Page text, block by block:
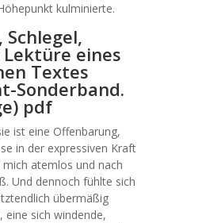
kulminierte.
eines
Textes
Sonderband.
pdf
ist eine Offenbarung,
in der expressiven Kraft
mich atemlos und nach
Und dennoch fühlte sich
übermäßig
eine sich windende,